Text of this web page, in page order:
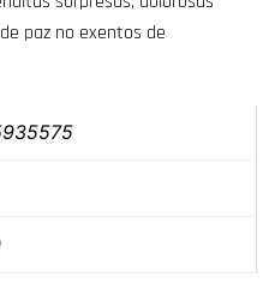
paz no exentos de